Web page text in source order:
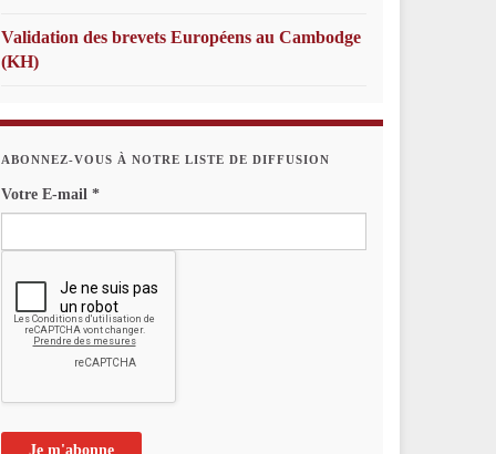
Validation des brevets Européens au Cambodge
(KH)
ABONNEZ-VOUS À NOTRE LISTE DE DIFFUSION
Votre E-mail *